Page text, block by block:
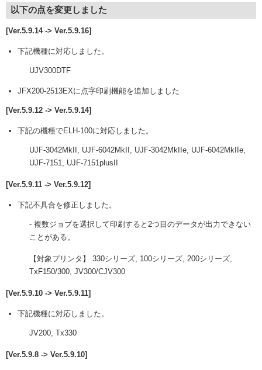
以下の点を変更しました
[Ver.5.9.14 -> Ver.5.9.16]
下記機種に対応しました。
UJV300DTF
JFX200-2513EXに点字印刷機能を追加しました
[Ver.5.9.12 -> Ver.5.9.14]
下記の機種でELH-100に対応しました。
UJF-3042MkII, UJF-6042MkII, UJF-3042MkIIe, UJF-6042MkIIe,
UJF-7151, UJF-7151plusII
[Ver.5.9.11 -> Ver.5.9.12]
下記不具合を修正しました。
- 複数ジョブを選択して印刷すると2つ目のデータが出力できない
ことがある。
【対象プリンタ】 330シリーズ, 100シリーズ, 200シリーズ,
TxF150/300, JV300/CJV300
[Ver.5.9.10 -> Ver.5.9.11]
下記機種に対応しました。
JV200, Tx330
[Ver.5.9.8 -> Ver.5.9.10]